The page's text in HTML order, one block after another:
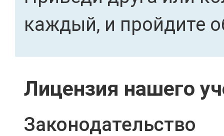
каждый, и пройдите
Лицензия нашего
Законодательство